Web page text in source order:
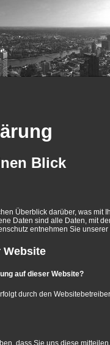
Blick
Überblick darüber, was mit
Daten sind alle Daten, mit
entnehmen Sie
Website
auf dieser Website?
durch den
dass Sie uns diese